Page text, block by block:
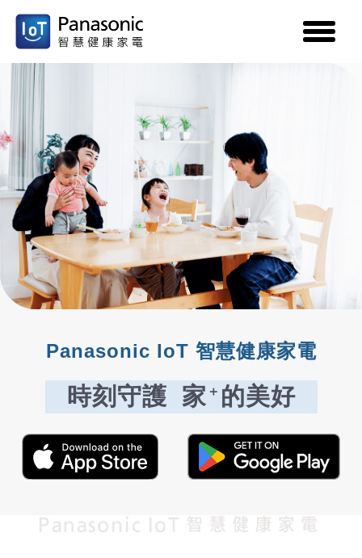
toggle
Panasonic IoT 智慧健康家電
時刻守護 家 ＋ 的美好